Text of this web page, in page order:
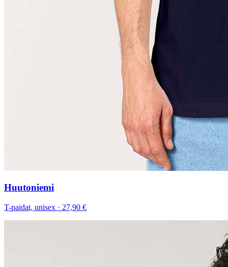
Huutoniemi
T-paidat, unisex · 27,90 €